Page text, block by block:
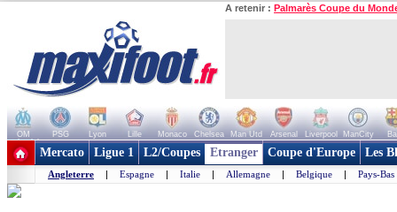
A retenir : Palmarès Coupe du
OM PSG Lyon Lille Monaco Chelsea Man Utd Arsenal Liverpool ManCity
+ de clubs
Mercato Ligue 1 L2/Coupes Etranger Coupe d'Europe Les
Angleterre | Espagne | Italie | Allemagne | Belgique | Pays-Bas